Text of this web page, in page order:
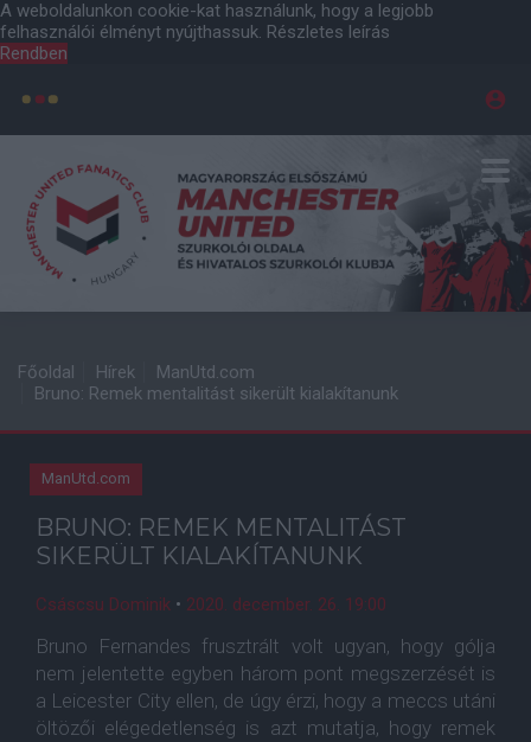
A weboldalunkon cookie-kat használunk, hogy a legjobb
felhasználói élményt nyújthassuk. Részletes leírás
Rendben
Főoldal Hírek
ManUtd.com
Bruno: Remek mentalitást sikerült kialakítanunk
ManUtd.com
BRUNO: REMEK MENTALITÁST
SIKERÜLT KIALAKÍTANUNK
Csáscsu Dominik • 2020. december. 26. 19:00
Bruno Fernandes frusztrált volt ugyan, hogy gólja
nem jelentette egyben három pont megszerzését is
a Leicester City ellen, de úgy érzi, hogy a meccs utáni
öltözői elégedetlenség is azt mutatja, hogy remek